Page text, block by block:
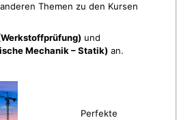
Themen zu den Kursen
und
Mechanik – Statik) an.
Perfekte